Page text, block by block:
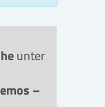
unter
–